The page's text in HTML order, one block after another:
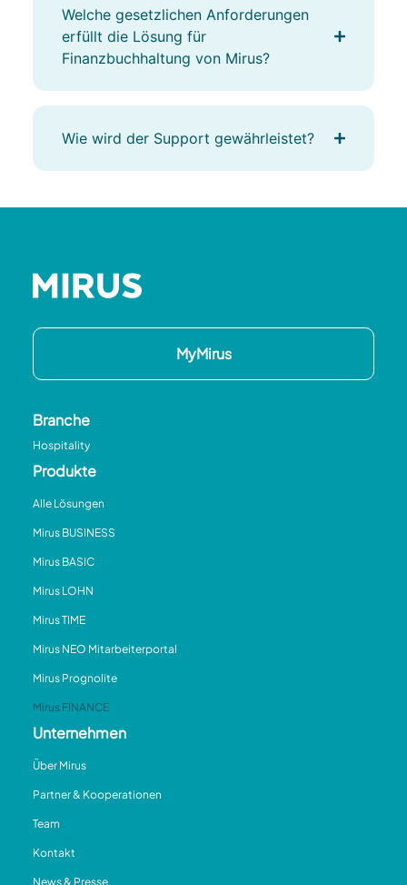
Welche gesetzlichen Anforderungen
erfüllt die Lösung für
Finanzbuchhaltung von Mirus?
Wie wird der Support gewährleistet?
MyMirus
Branche
Hospitality
Produkte
Alle Lösungen
Mirus BUSINESS
Mirus BASIC
Mirus LOHN
Mirus TIME
Mirus NEO Mitarbeiterportal
Mirus Prognolite
Mirus FINANCE
Unternehmen
Über Mirus
Partner & Kooperationen
Team
Kontakt
News & Presse